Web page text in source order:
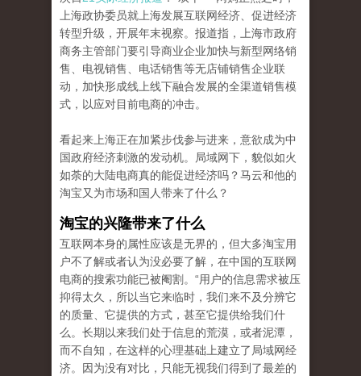
上海政协委员就上海发展互联网经济、促进经济
转型升级，开展年末视察。报道指，上海市政府
商务主管部门要引导商业企业加快与新型网络销
售、电视销售、电话销售等无店铺销售企业联
动，加快形成线上线下融合发展的全渠道销售模
式，以应对目前电商的冲击。
看起来上海正在加紧步伐参与进来，意欲成为中
国政府经济刺激的发动机。局域网下，貌似如火
如荼的大陆电商真的能促进经济吗？马云和他的
淘宝又为市场和国人带来了什么？
淘宝的兴隆带来了什么
互联网本身的属性应该是无界的，但大多淘宝用
户不了解或者认为没必要了解，在中国的互联网
电商的搜索功能已被阉割。“用户的信息需求被压
抑得太久，所以当它来临时，我们来不及分辨它
的质量、它提供的方式，甚至它提供给我们什
么。长期以来我们处于信息的荒漠，或者泥潭，
而不自知，在这样的心理基础上建立了局域网经
济。因为没有对比，只能无视我们得到了最差的